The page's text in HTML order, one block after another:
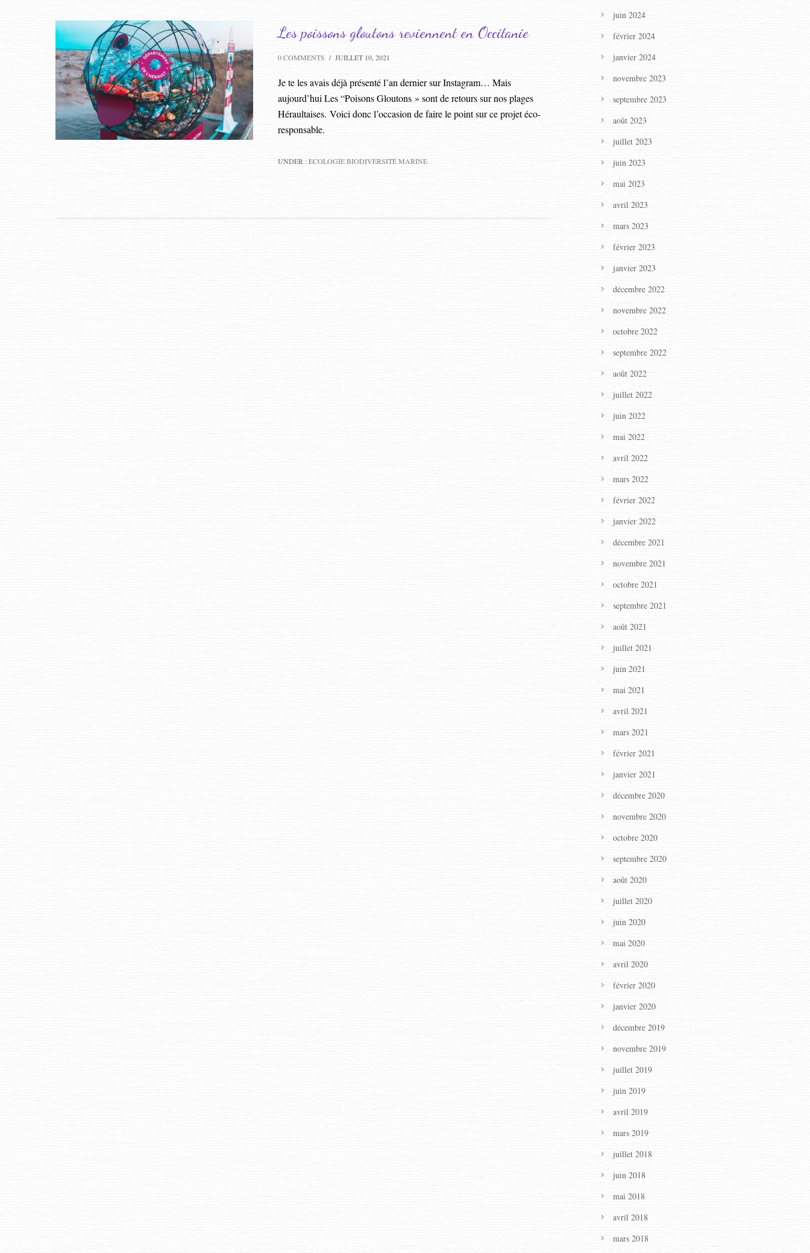
Les poissons gloutons reviennent en Occitanie
0 COMMENTS / JUILLET 10, 2021
Je te les avais déjà présenté l’an dernier sur Instagram… Mais
aujourd’hui Les “Poisons Gloutons » sont de retours sur nos plages
Héraultaises. Voici donc l’occasion de faire le point sur ce projet éco-
responsable.
UNDER :ECOLOGIE BIODIVERSITÉ MARINE
juin 2024
février 2024
janvier 2024
novembre 2023
septembre 2023
août 2023
juillet 2023
juin 2023
mai 2023
avril 2023
mars 2023
février 2023
janvier 2023
décembre 2022
novembre 2022
octobre 2022
septembre 2022
août 2022
juillet 2022
juin 2022
mai 2022
avril 2022
mars 2022
février 2022
janvier 2022
décembre 2021
novembre 2021
octobre 2021
septembre 2021
août 2021
juillet 2021
juin 2021
mai 2021
avril 2021
mars 2021
février 2021
janvier 2021
décembre 2020
novembre 2020
octobre 2020
septembre 2020
août 2020
juillet 2020
juin 2020
mai 2020
avril 2020
février 2020
janvier 2020
décembre 2019
novembre 2019
juillet 2019
juin 2019
avril 2019
mars 2019
juillet 2018
juin 2018
mai 2018
avril 2018
mars 2018